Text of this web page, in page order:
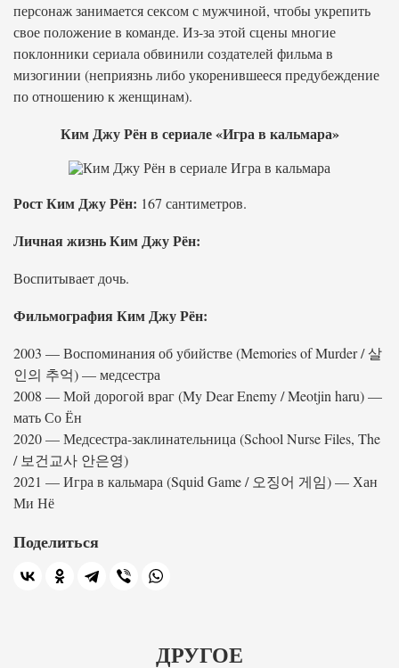
персонаж занимается сексом с мужчиной, чтобы укрепить
свое положение в команде. Из-за этой сцены многие
поклонники сериала обвинили создателей фильма в
мизогинии (неприязнь либо укоренившееся предубеждение
по отношению к женщинам).
Ким Джу Рён в сериале «Игра в кальмара»
Рост Ким Джу Рён: 167 сантиметров.
Личная жизнь Ким Джу Рён:
Воспитывает дочь.
Фильмография Ким Джу Рён:
2003 — Воспоминания об убийстве (Memories of Murder / 살
인의 추억) — медсестра
2008 — Мой дорогой враг (My Dear Enemy / Meotjin haru) —
мать Со Ён
2020 — Медсестра-заклинательница (School Nurse Files, The
/ 보건교사 안은영)
2021 — Игра в кальмара (Squid Game / 오징어 게임) — Хан
Ми Нё
Поделиться
ДРУГОЕ